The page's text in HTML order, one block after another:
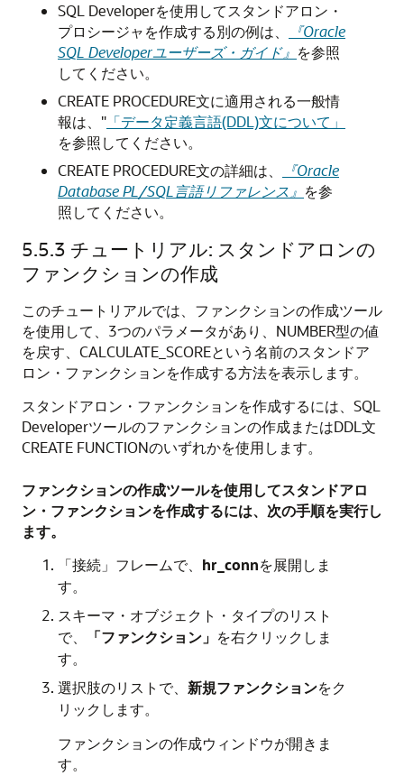
SQL Developerを使用してスタンドアロン・
プロシージャを作成する別の例は、
『Oracle
SQL Developerユーザーズ・ガイド』 を参照
してください。
CREATE PROCEDURE文に適用される一般情
報は、 " 「データ定義言語(DDL)文について」
を参照してください。
CREATE PROCEDURE文の詳細は、
『Oracle
Database PL/SQL言語リファレンス』 を参
照してください。
5.5.3 チュートリアル: スタンドアロンの
ファンクションの作成
このチュートリアルでは、ファンクションの作成ツール
を使用して、3つのパラメータがあり、NUMBER型の値
を戻す、 CALCULATE_SCOREという名前のスタンドア
ロン・ファンクションを作成する方法を表示します。
スタンドアロン・ファンクションを作成するには、SQL
Developerツールのファンクションの作成またはDDL文
CREATE FUNCTIONのいずれかを使用します。
ファンクションの作成ツールを使用してスタンドアロ
ン・ファンクションを作成するには、次の手順を実行し
ます。
「接続」 フレームで、 hr_connを展開しま
す。
スキーマ・オブジェクト・タイプのリスト
で、
「ファンクション」 を右クリックしま
す。
選択肢のリストで、 新規ファンクションをク
リックします。
ファンクションの作成ウィンドウが開きま
す。